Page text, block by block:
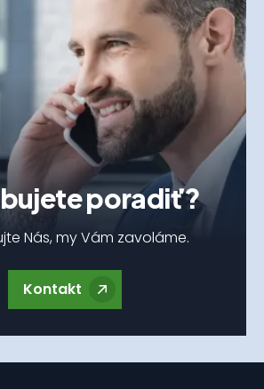
poradiť?
Nás, my Vám zavoláme.
Kontakt